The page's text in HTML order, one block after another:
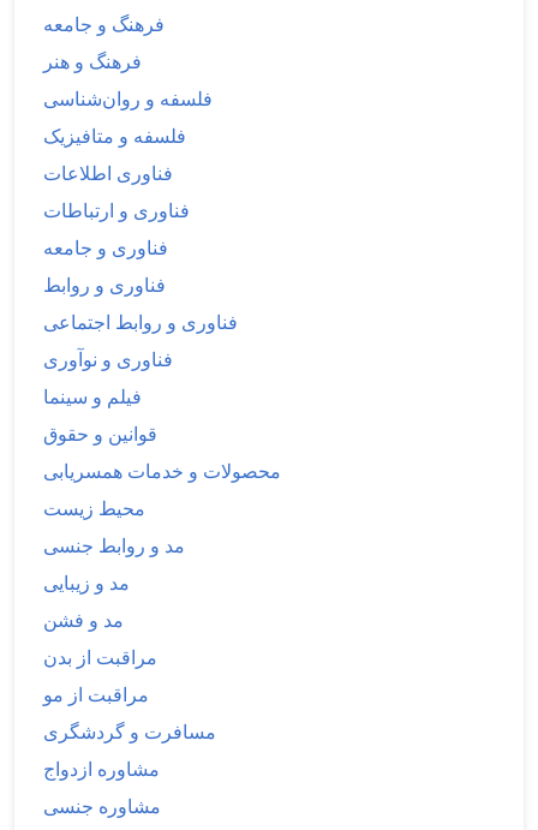
فرهنگ و جامعه
فرهنگ و هنر
فلسفه و روان‌شناسی
فلسفه و متافیزیک
فناوری اطلاعات
فناوری و ارتباطات
فناوری و جامعه
فناوری و روابط
فناوری و روابط اجتماعی
فناوری و نوآوری
فیلم و سینما
قوانین و حقوق
محصولات و خدمات همسریابی
محیط زیست
مد و روابط جنسی
مد و زیبایی
مد و فشن
مراقبت از بدن
مراقبت از مو
مسافرت و گردشگری
مشاوره ازدواج
مشاوره جنسی